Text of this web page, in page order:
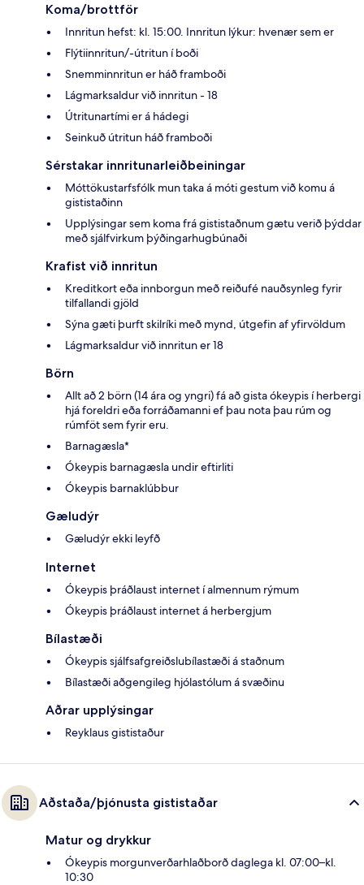
Koma/brottför
Innritun hefst: kl. 15:00. Innritun lýkur: hvenær sem er
Flýtiinnritun/-útritun í boði
Snemminnritun er háð framboði
Lágmarksaldur við innritun - 18
Útritunartími er á hádegi
Seinkuð útritun háð framboði
Sérstakar innritunarleiðbeiningar
Móttökustarfsfólk mun taka á móti gestum við komu á
gististaðinn
Upplýsingar sem koma frá gististaðnum gætu verið þýddar
með sjálfvirkum þýðingarhugbúnaði
Krafist við innritun
Kreditkort eða innborgun með reiðufé nauðsynleg fyrir
tilfallandi gjöld
Sýna gæti þurft skilríki með mynd, útgefin af yfirvöldum
Lágmarksaldur við innritun er 18
Börn
Allt að 2 börn (14 ára og yngri) fá að gista ókeypis í herbergi
hjá foreldri eða forráðamanni ef þau nota þau rúm og
rúmföt sem fyrir eru.
Barnagæsla*
Ókeypis barnagæsla undir eftirliti
Ókeypis barnaklúbbur
Gæludýr
Gæludýr ekki leyfð
Internet
Ókeypis þráðlaust internet í almennum rýmum
Ókeypis þráðlaust internet á herbergjum
Bílastæði
Ókeypis sjálfsafgreiðslubílastæði á staðnum
Bílastæði aðgengileg hjólastólum á svæðinu
Aðrar upplýsingar
Reyklaus gististaður
Aðstaða/þjónusta gististaðar
Matur og drykkur
Ókeypis morgunverðarhlaðborð daglega kl. 07:00–kl.
10:30